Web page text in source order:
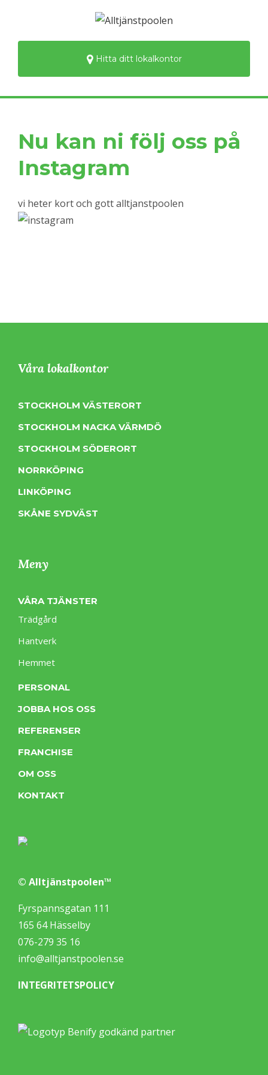
Hitta ditt lokalkontor
Nu kan ni följ oss på
Instagram
vi heter kort och gott alltjanstpoolen
Våra lokalkontor
STOCKHOLM VÄSTERORT
STOCKHOLM NACKA VÄRMDÖ
STOCKHOLM SÖDERORT
NORRKÖPING
LINKÖPING
SKÅNE SYDVÄST
Meny
VÅRA TJÄNSTER
Trädgård
Hantverk
Hemmet
PERSONAL
JOBBA HOS OSS
REFERENSER
FRANCHISE
OM OSS
KONTAKT
© Alltjänstpoolen™
Fyrspannsgatan 111
165 64 Hässelby
076-279 35 16
info@alltjanstpoolen.se
INTEGRITETSPOLICY